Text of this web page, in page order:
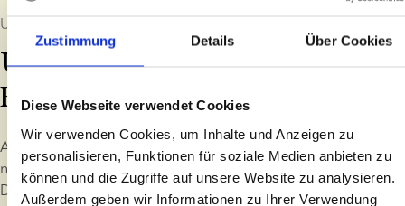
Zustimmung Details Über Cookies
Diese Webseite verwendet Cookies
Wir verwenden Cookies, um Inhalte und Anzeigen zu
personalisieren, Funktionen für soziale Medien anbieten zu
können und die Zugriffe auf unsere Website zu analysieren.
Außerdem geben wir Informationen zu Ihrer Verwendung
Unser langfristiges Engagement
Unterstützung für Kinder und
Eltern
Als Samenbank verstehen wir, dass unsere Arbeit eine
nachhaltige Wirkung auf unsere Kunden und die Kinder hat.
Deshalb bieten wir Orientierung für das Leben als Familie mit